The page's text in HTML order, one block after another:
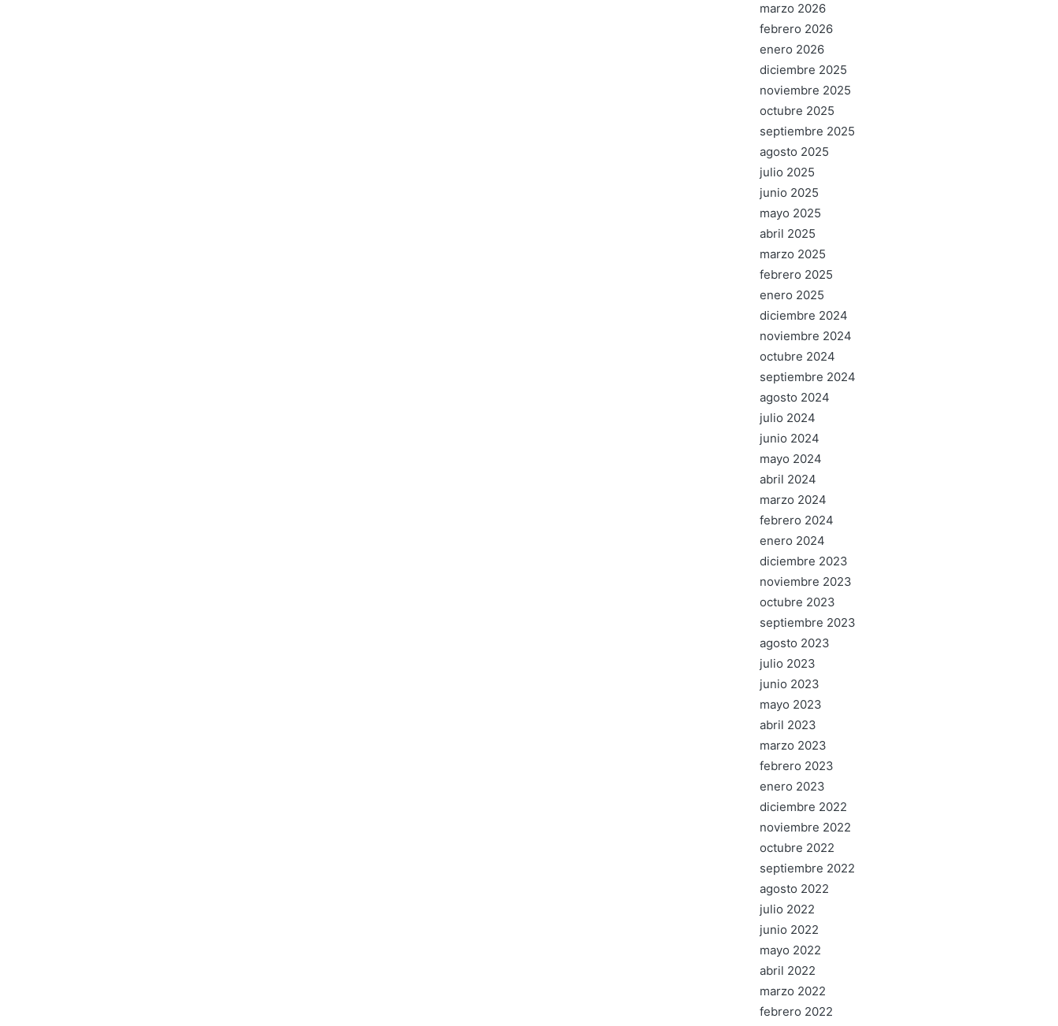
marzo 2026
febrero 2026
enero 2026
diciembre 2025
noviembre 2025
octubre 2025
septiembre 2025
agosto 2025
julio 2025
junio 2025
mayo 2025
abril 2025
marzo 2025
febrero 2025
enero 2025
diciembre 2024
noviembre 2024
octubre 2024
septiembre 2024
agosto 2024
julio 2024
junio 2024
mayo 2024
abril 2024
marzo 2024
febrero 2024
enero 2024
diciembre 2023
noviembre 2023
octubre 2023
septiembre 2023
agosto 2023
julio 2023
junio 2023
mayo 2023
abril 2023
marzo 2023
febrero 2023
enero 2023
diciembre 2022
noviembre 2022
octubre 2022
septiembre 2022
agosto 2022
julio 2022
junio 2022
mayo 2022
abril 2022
marzo 2022
febrero 2022